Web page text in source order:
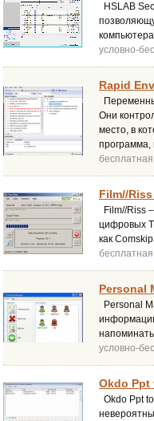
HSLAB
условно-
Rapid
Они
место, в
программа,
бесплатная
Film//
Film//Riss
цифровых
как
бесплатная
Personal
Personal
условно-
Okdo Ppt
Okdo Ppt